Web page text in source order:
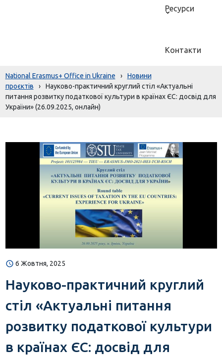
Ресурси
Контакти
National Erasmus+ Office in Ukraine ›
Новини
проєктів
›
Науково-практичний круглий стіл «Актуальні
питання розвитку податкової культури в країнах ЄС: досвід для
України» (26.09.2025, онлайн)
6 Жовтня, 2025
Науково-практичний круглий
стіл «Актуальні питання
розвитку податкової культури
в країнах ЄС: досвід для